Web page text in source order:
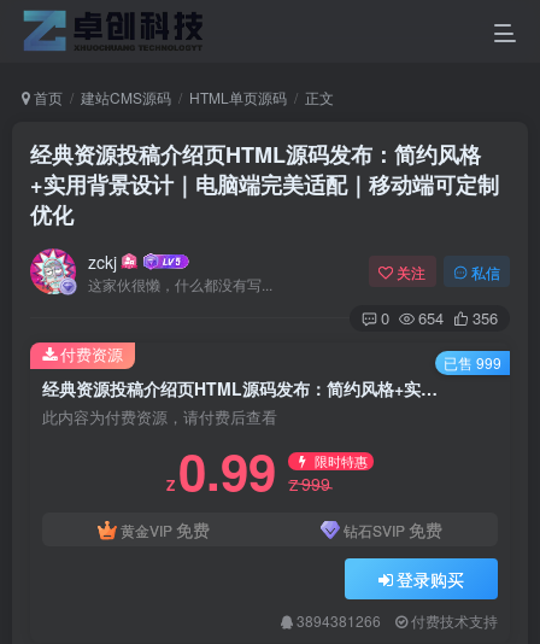
首页 建站CMS源码 HTML单页源码 正文
经典资源投稿介绍页HTML源码发布：简约风格
+实用背景设计｜电脑端完美适配｜移动端可定制
优化
zckj
这家伙很懒，什么都没有写...
关注 私信
0 654 356
经典资源投稿介绍页HTML源码发布：简约风格+实用背景设计｜电脑端完美适配｜移动端可定制优化
此内容为付费资源，请付费后查看
Z 0.99 限时特惠
Z999
黄金VIP 免费 钻石SVIP 免费
登录购买
3894381266 付费技术支持
付费资源 已售 999